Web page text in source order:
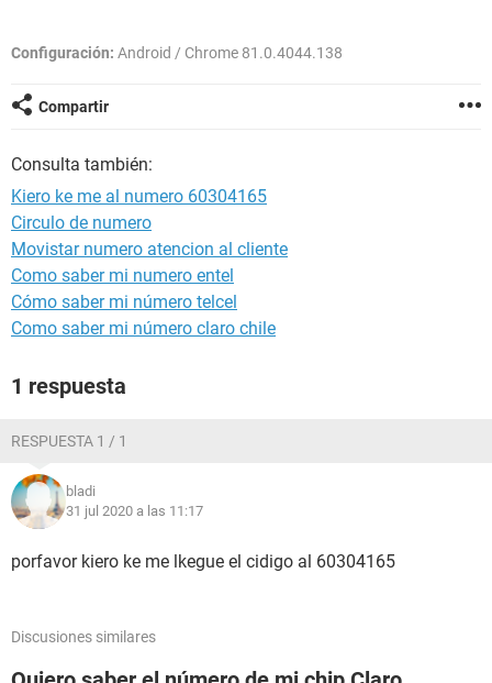
Configuración: Android / Chrome 81.0.4044.138
Compartir
Consulta también:
Kiero ke me al numero 60304165
Circulo de numero
Movistar numero atencion al cliente
Como saber mi numero entel
Cómo saber mi número telcel
Como saber mi número claro chile
1 respuesta
RESPUESTA 1 / 1
bladi
31 jul 2020 a las 11:17
porfavor kiero ke me lkegue el cidigo al 60304165
Discusiones similares